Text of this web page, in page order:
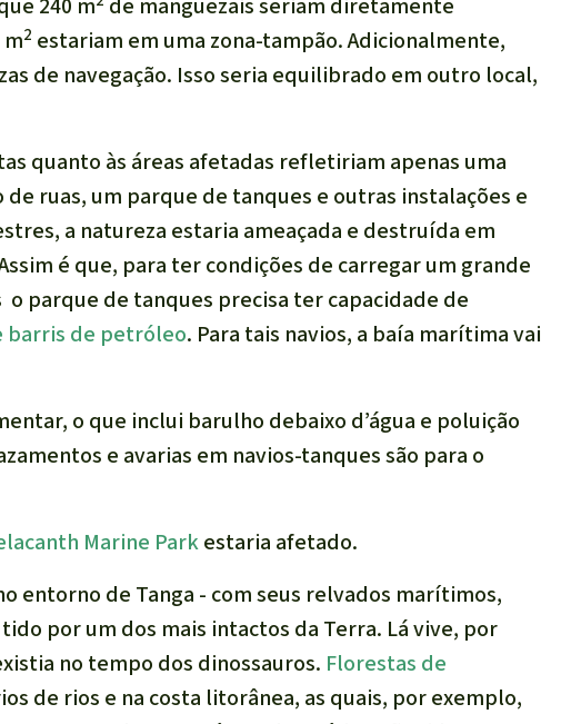
240 m de manguezais seriam diretamente
2 estariam em uma zona-tampão. Adicionalmente,
de navegação. Isso seria equilibrado em outro local,
quanto às áreas afetadas refletiriam apenas uma
ruas, um parque de tanques e outras instalações e
a natureza estaria ameaçada e destruída em
é que, para ter condições de carregar um grande
parque de tanques precisa ter capacidade de
barris de petróleo. Para tais navios, a baía marítima vai
o que inclui barulho debaixo d’água e poluição
e avarias em navios-tanques são para o
Marine Parkestaria afetado.
entorno de Tanga - com seus relvados marítimos,
por um dos mais intactos da Terra. Lá vive, por
no tempo dos dinossauros. Florestas de
de rios e na costa litorânea, as quais, por exemplo,